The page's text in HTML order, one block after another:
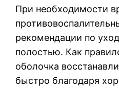
При необходимости
рекомендации по
полостью. Как
оболочка
быстро благодаря